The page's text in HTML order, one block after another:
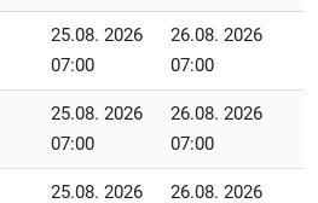
25.08. 2026
07:00
26.08. 2026
07:00
25.08. 2026
07:00
26.08. 2026
07:00
25.08. 2026
26.08. 2026